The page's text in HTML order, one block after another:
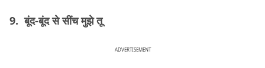
9. बूंद-बूंद से सींच मुझे तू
ADVERTISEMENT